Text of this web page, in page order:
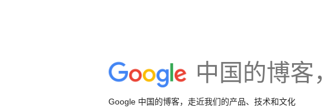
中国的博客
Google 中国的博客，走近我们的产品、技术和文化